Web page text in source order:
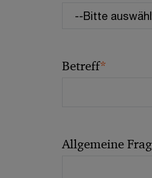
Betreff*
Allgemeine